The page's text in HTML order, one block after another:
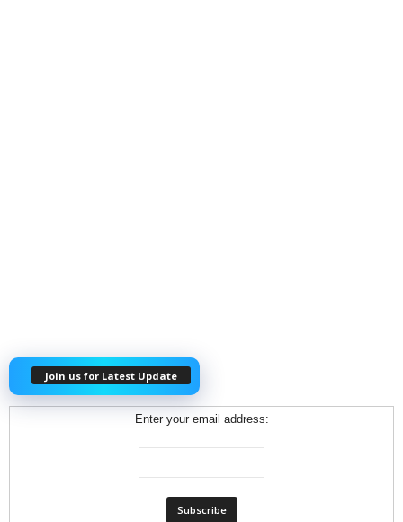
Join us for Latest Update
Enter your email address: